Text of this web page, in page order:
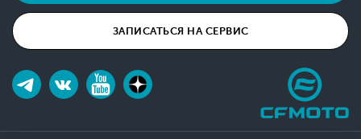
ЗАПИСАТЬСЯ НА СЕРВИС